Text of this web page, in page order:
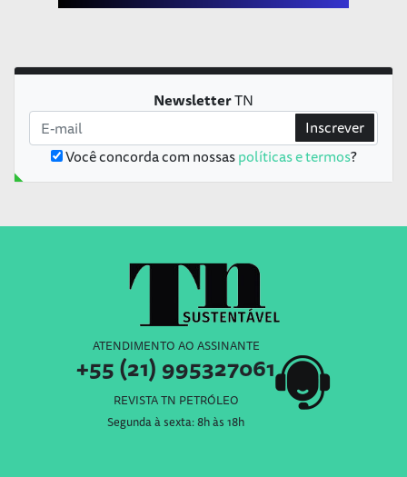
NewsletterTN
Você concorda com nossaspolíticas e termos?
Inscrever
ATENDIMENTO AO ASSINANTE
+55 (21) 995327061
REVISTA TN PETRÓLEO
Segunda à sexta: 8h às 18h